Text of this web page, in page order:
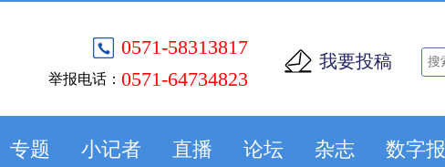
0571-58313817
举报电话： 0571-64734823
我要投稿
专题 小记者 直播 论坛 杂志 数字报